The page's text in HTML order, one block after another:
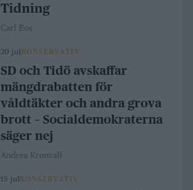
Tidning
Carl Eos
20 jul KONSERVATIV
SD och Tidö avskaffar
mängdrabatten för
våldtäkter och andra grova
brott – Socialdemokraterna
säger nej
Andrea Kronvall
15 jul KONSERVATIV